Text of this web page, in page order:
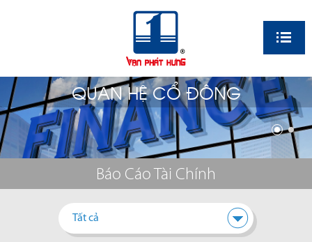
QUAN HỆ CỔ ĐÔNG
Báo Cáo Tài Chính
Tất cả